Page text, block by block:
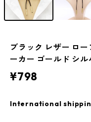
ブラック レザー ロ
ーカー ゴールド シ
¥798
International